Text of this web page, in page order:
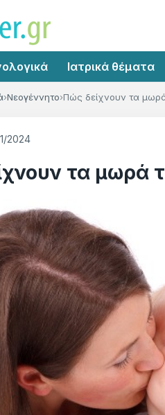
Ιατρικά θέματα
Νεογέννητο Πώς δείχνουν τα
2024
τα μωρά